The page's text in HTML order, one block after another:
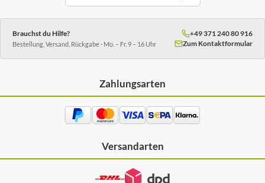
Brauchst du Hilfe?
Bestellung, Versand, Rückgabe · Mo. – Fr. 9 – 16 Uhr
+49 371 240 80 916
Zum Kontaktformular
Zahlungsarten
Versandarten